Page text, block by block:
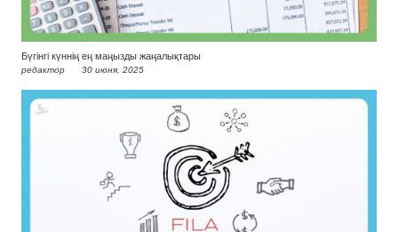
Бүгінгі күннің ең маңызды жаңалықтары
редактор 30 июня, 2025